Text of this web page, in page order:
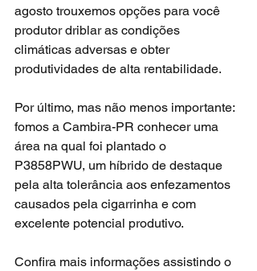
agosto trouxemos opções para você
produtor driblar as condições
climáticas adversas e obter
produtividades de alta rentabilidade.
Por último, mas não menos importante:
fomos a Cambira-PR conhecer uma
área na qual foi plantado o
P3858PWU, um híbrido de destaque
pela alta tolerância aos enfezamentos
causados pela cigarrinha e com
excelente potencial produtivo.
Confira mais informações assistindo o